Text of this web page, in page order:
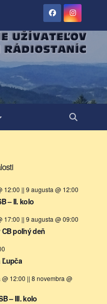
12:00 || 9 augusta @ 12:00
– II. kolo
17:00 || 9 augusta @ 09:00
poľný deň
Ľupča
12:00 || 8 novembra @
– III. kolo